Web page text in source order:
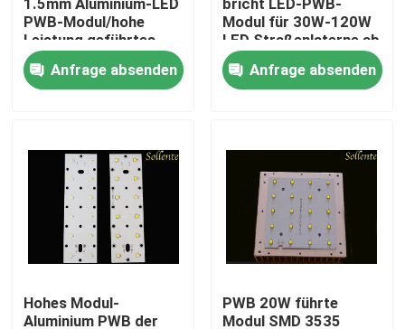
Fabrik-Ausflug
Qualitätskontrolle
Treten Sie mit uns in Verbindung
Nachrichten
Fälle
Straßenlaterne-Modul
1.5mm Aluminium-LED
PWB-Modul/hohe
Leistung geführtes
Modul besonders an
Anfrage absenden
bricht LED-PWB-
Modul für 30W-120W
LED Straßenlaterne ab
Anfrage absenden
Hohes Modul-
Aluminium PWB der
PWB 20W führte
Modul SMD 3535